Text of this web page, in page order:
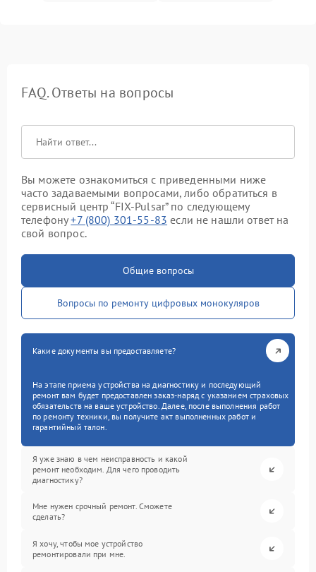
FAQ. Ответы на вопросы
Вы можете ознакомиться с приведенными ниже
часто задаваемыми вопросами, либо обратиться в
сервисный центр “FIX-Pulsar” по следующему
телефону+7 (800) 301-55-83 если не нашли ответ на
свой вопрос.
Общие вопросы
Вопросы по ремонту цифровых монокуляров
Какие документы вы предоставляете?
На этапе приема устройства на диагностику и последующий
ремонт вам будет предоставлен заказ-наряд с указанием страховых
обязательств на ваше устройство. Далее, после выполнения работ
по ремонту техники, вы получите акт выполненных работ и
гарантийный талон.
Я уже знаю в чем неисправность и какой
ремонт необходим. Для чего проводить
диагностику?
Мне нужен срочный ремонт. Сможете
сделать?
Я хочу, чтобы мое устройство
ремонтировали при мне.